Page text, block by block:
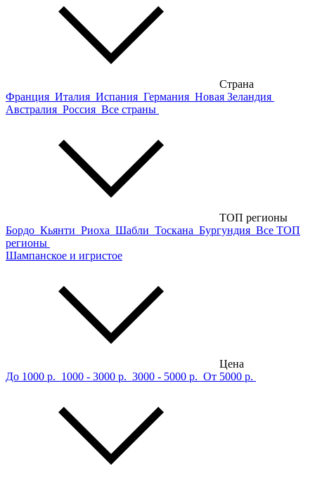
Страна
Франция Италия Испания Германия Новая Зеландия
Австралия Россия Все страны
ТОП регионы
Бордо Кьянти Риоха Шабли Тоскана Бургундия Все ТОП
регионы
Шампанское и игристое
Цена
До 1000 р. 1000 - 3000 р. 3000 - 5000 р. От 5000 р.